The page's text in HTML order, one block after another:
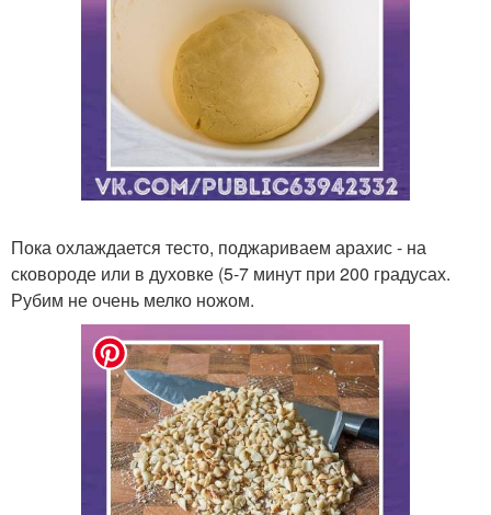
Пока охлаждается тесто, поджариваем арахис - на
сковороде или в духовке (5-7 минут при 200 градусах.
Рубим не очень мелко ножом.